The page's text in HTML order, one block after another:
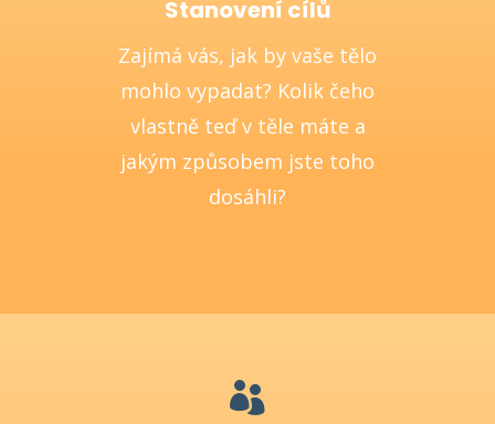
Stanovení cílů
Zajímá vás, jak by vaše tělo
mohlo vypadat? Kolik čeho
vlastně teď v těle máte a
jakým způsobem jste toho
dosáhli?
